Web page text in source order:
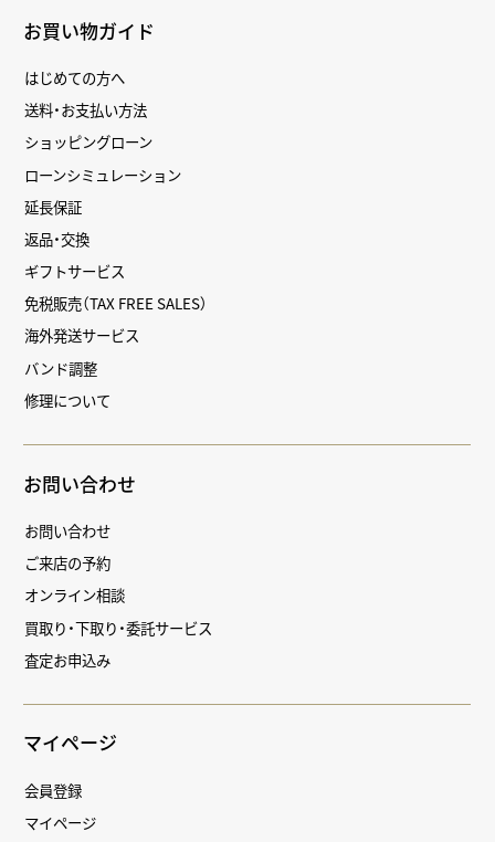
お買い物ガイド
はじめての方へ
送料・お支払い方法
ショッピングローン
ローンシミュレーション
延長保証
返品・交換
ギフトサービス
免税販売（TAX FREE SALES）
海外発送サービス
バンド調整
修理について
お問い合わせ
お問い合わせ
ご来店の予約
オンライン相談
買取り・下取り・委託サービス
査定お申込み
マイページ
会員登録
マイページ